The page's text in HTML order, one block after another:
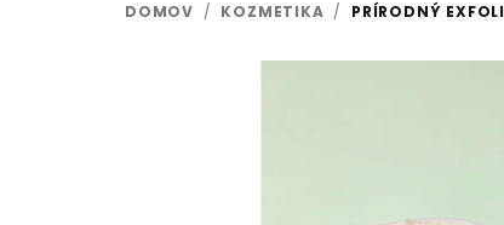
DOMOV / KOZMETIKA / PRÍRODNÝ